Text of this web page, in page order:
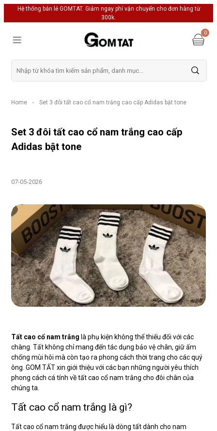
Hệ thống bán lẻ GOMTAT. Giảm ngay phí vận chuyển cho đơn hàng từ
300k.
0
Home - Set 3 đôi tất cao cổ nam trắng cao cấp Adidas bật tone
Set 3 đôi tất cao cổ nam trắng cao cấp
Adidas bật tone
07-05-2026
Tất cao cổ nam trắng là phụ kiện không thể thiếu đối với các
chàng. Tất không chỉ mang đến tác dụng bảo vệ chân, giữ ấm
chống mùi hôi mà còn tạo ra phong cách thời trang cho các quý
ông. GOM TẤT xin giới thiệu với các bạn những người yêu thích
phong cách cá tính về tất cao cổ nam trắng cho đôi chân của
chúng ta.
Tất cao cổ nam trắng là gì?
Tất cao cổ nam trắng được hiểu là dòng tất dành cho nam